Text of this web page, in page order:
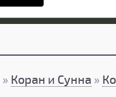
» Коран и Сунна »